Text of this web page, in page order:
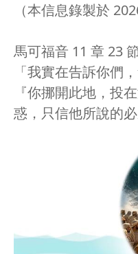
（本信息錄製於
馬可福音 11 章 23
「我實在告訴你們
『你挪開此地，投
惑，只信他所說的